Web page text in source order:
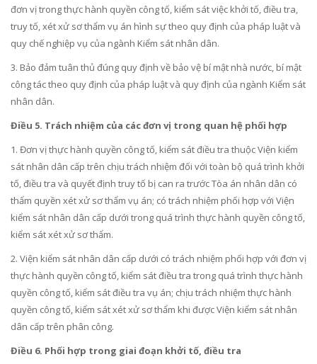
đơn vị trong thực hành quyền công tố, kiểm sát việc khởi tố, điều tra,
truy tố, xét xử sơ thẩm vụ án hình sự theo quy định của pháp luật và
quy chế nghiệp vụ của ngành Kiểm sát nhân dân.
3. Bảo đảm tuân thủ đúng quy định về bảo vệ bí mật nhà nước, bí mật
công tác theo quy định của pháp luật và quy định của ngành Kiểm sát
nhân dân.
Điều 5. Trách nhiệm của các đơn vị trong quan hệ phối hợp
1. Đơn vị thực hành quyền côngtố, kiểm sát điều tra thuộc Viện kiểm
sát nhân dân cấp trên chịu trách nhiệm đối với toàn bộ quá trình khởi
tố, điều tra và quyết định truy tố bị can ra trước Tòa án nhân dân có
thẩm quyền xét xử sơ thẩm vụ án; có trách nhiệm phối hợp với Viện
kiểm sát nhân dân cấp dưới trong quá trình thực hành quyền công tố,
kiểm sát xét xử sơ thẩm.
2. Viện kiểm sát nhân dân cấp dưới có trách nhiệm phối hợp với đơn vị
thực hành quyền công tố, kiểm sát điều tra trong quá trình thực hành
quyền công tố, kiểm sát điều tra vụ án; chịu trách nhiệm thực hành
quyền công tố, kiểm sát xét xử sơ thẩm khi được Viện kiểm sát nhân
dân cấp trên phân công.
Điều 6. Phối hợp trong giai đoạn khởi tố, điều tra